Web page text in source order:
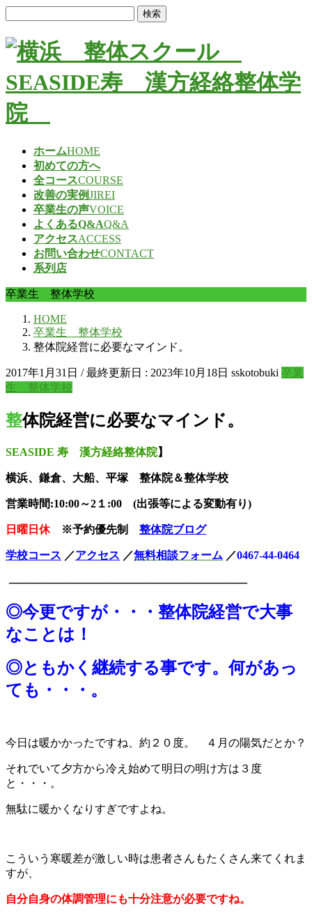
ホームHOME
初めての方へ
全コースCOURSE
改善の実例JIREI
卒業生の声VOICE
よくあるQ&AQ&A
アクセスACCESS
お問い合わせCONTACT
系列店
卒業生 整体学校
HOME
卒業生 整体学校
整体院経営に必要なマインド。
2017年1月31日 / 最終更新日 : 2023年10月18日 sskotobuki 卒業
生 整体学校
整体院経営に必要なマインド。
SEASIDE 寿 漢方経絡整体院】
横浜、鎌倉、大船、平塚 整体院＆整体学校
営業時間:10:00～2１:00 (出張等による変動有り)
日曜日休※予約優先制 整体院ブログ
学校コース ／アクセス ／無料相談フォーム ／0467-44-0464
——————————————————
◎今更ですが・・・整体院経営で大事
なことは！
◎ともかく継続する事です。何があっ
ても・・・。
今日は暖かかったですね、約２０度。 ４月の陽気だとか？
それでいて夕方から冷え始めて明日の明け方は３度
と・・・。
無駄に暖かくなりすぎですよね。
こういう寒暖差が激しい時は患者さんもたくさん来てくれま
すが、
自分自身の体調管理にも十分注意が必要ですね。